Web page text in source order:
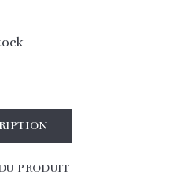
PRODUIT